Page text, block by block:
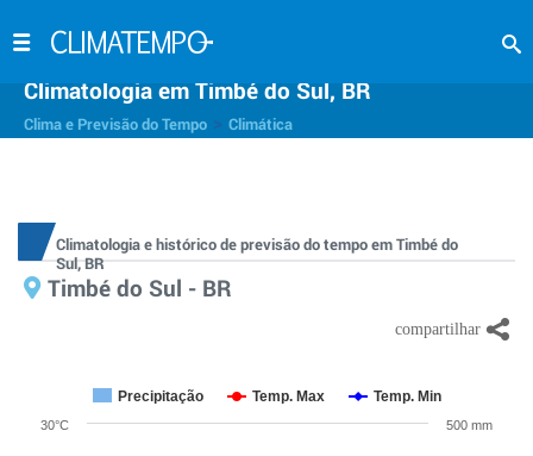
Climatologia em Timbé do Sul, BR
Clima e Previsão do Tempo Climática
Climatologia e histórico de previsão do tempo em Timbé do
Sul, BR
Timbé do Sul - BR
Precipitação Temp. Max Temp. Min
30°C 500 mm